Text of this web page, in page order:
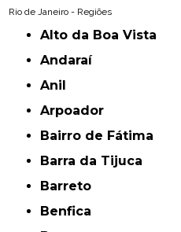
Rio de Janeiro - Regiões
Alto da Boa Vista
Andaraí
Anil
Arpoador
Bairro de Fátima
Barra da Tijuca
Barreto
Benfica